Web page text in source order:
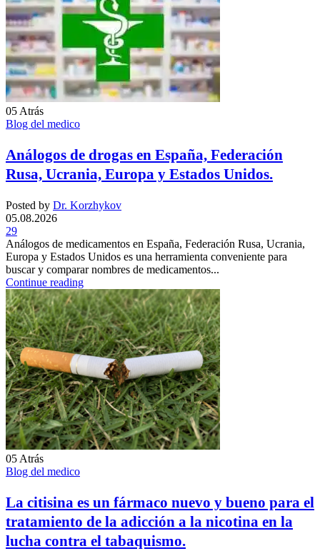
05 Atrás
Blog del medico
Análogos de drogas en España, Federación
Rusa, Ucrania, Europa y Estados Unidos.
Posted by Dr. Korzhykov
05.08.2026
29
Análogos de medicamentos en España, Federación Rusa, Ucrania,
Europa y Estados Unidos es una herramienta conveniente para
buscar y comparar nombres de medicamentos...
Continue reading
05 Atrás
Blog del medico
La citisina es un fármaco nuevo y bueno para el
tratamiento de la adicción a la nicotina en la
lucha contra el tabaquismo.